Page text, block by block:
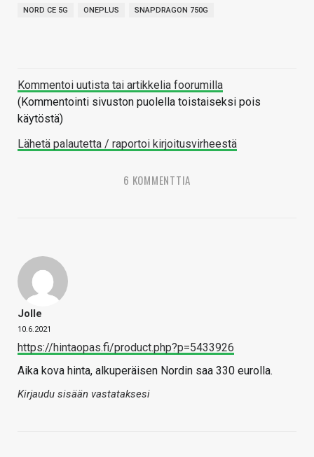
NORD CE 5G ONEPLUS SNAPDRAGON 750G
Kommentoi uutista tai artikkelia foorumilla
(Kommentointi sivuston puolella toistaiseksi pois
käytöstä)
Lähetä palautetta / raportoi kirjoitusvirheestä
6 KOMMENTTIA
Jolle
10.6.2021
https://hintaopas.fi/product.php?p=5433926
Aika kova hinta, alkuperäisen Nordin saa 330 eurolla.
Kirjaudu sisään vastataksesi